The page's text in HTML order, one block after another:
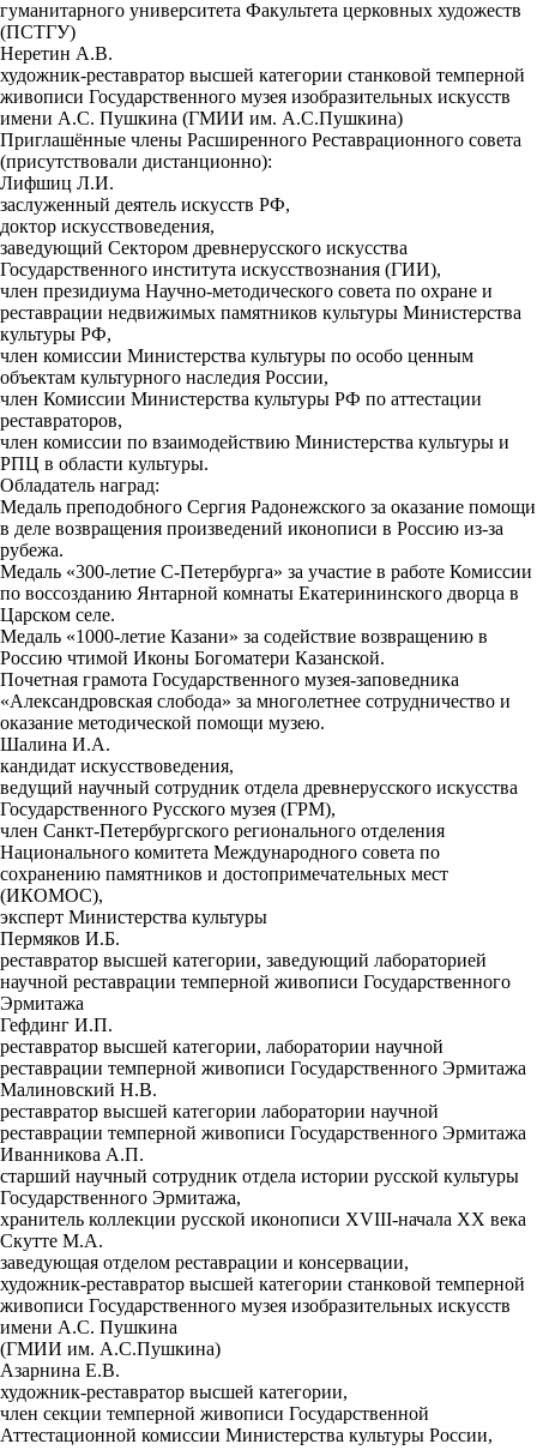
гуманитарного университета Факультета церковных художеств
(ПСТГУ)
Неретин А.В.
художник-реставратор высшей категории станковой темперной
живописи Государственного музея изобразительных искусств
имени А.С. Пушкина (ГМИИ им. А.С.Пушкина)
Приглашённые члены Расширенного Реставрационного совета
(присутствовали дистанционно):
Лифшиц Л.И.
заслуженный деятель искусств РФ,
доктор искусствоведения,
заведующий Сектором древнерусского искусства
Государственного института искусствознания (ГИИ),
член президиума Научно-методического совета по охране и
реставрации недвижимых памятников культуры Министерства
культуры РФ,
член комиссии Министерства культуры по особо ценным
объектам культурного наследия России,
член Комиссии Министерства культуры РФ по аттестации
реставраторов,
член комиссии по взаимодействию Министерства культуры и
РПЦ в области культуры.
Обладатель наград:
Медаль преподобного Сергия Радонежского за оказание помощи
в деле возвращения произведений иконописи в Россию из-за
рубежа.
Медаль «300-летие С-Петербурга» за участие в работе Комиссии
по воссозданию Янтарной комнаты Екатерининского дворца в
Царском селе.
Медаль «1000-летие Казани» за содействие возвращению в
Россию чтимой Иконы Богоматери Казанской.
Почетная грамота Государственного музея-заповедника
«Александровская слобода» за многолетнее сотрудничество и
оказание методической помощи музею.
Шалина И.А.
кандидат искусствоведения,
ведущий научный сотрудник отдела древнерусского искусства
Государственного Русского музея (ГРМ),
член Санкт-Петербургского регионального отделения
Национального комитета Международного совета по
сохранению памятников и достопримечательных мест
(ИКОМОС),
эксперт Министерства культуры
Пермяков И.Б.
реставратор высшей категории, заведующий лабораторией
научной реставрации темперной живописи Государственного
Эрмитажа
Гефдинг И.П.
реставратор высшей категории, лаборатории научной
реставрации темперной живописи Государственного Эрмитажа
Малиновский Н.В.
реставратор высшей категории лаборатории научной
реставрации темперной живописи Государственного Эрмитажа
Иванникова А.П.
старший научный сотрудник отдела истории русской культуры
Государственного Эрмитажа,
хранитель коллекции русской иконописи XVIII-начала XX века
Скутте М.А.
заведующая отделом реставрации и консервации,
художник-реставратор высшей категории станковой темперной
живописи Государственного музея изобразительных искусств
имени А.С. Пушкина
(ГМИИ им. А.С.Пушкина)
Азарнина Е.В.
художник-реставратор высшей категории,
член секции темперной живописи Государственной
Аттестационной комиссии Министерства культуры России,